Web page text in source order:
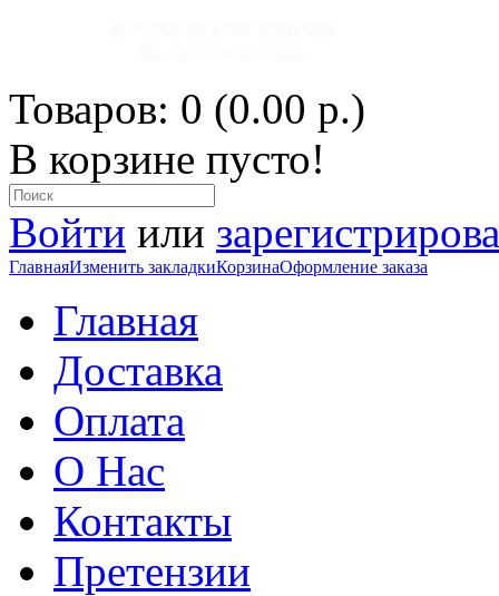
Товаров: 0 (0.00 р.)
В корзине пусто!
Войти или
ГлавнаяИзменить закладкиКорзинаОформление заказа
Главная
Доставка
Оплата
О Нас
Контакты
Претензии